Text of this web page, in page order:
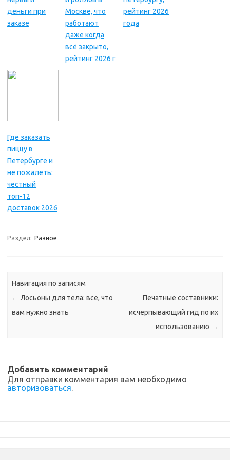
деньги при
заказе
Москве, что
работают
даже когда
всё закрыто,
рейтинг 2026 г
рейтинг 2026
года
Где заказать
пиццу в
Петербурге и
не пожалеть:
честный
топ-12
доставок 2026
Раздел: Разное
Навигация по записям
← Лосьоны для тела: все, что
вам нужно знать
Печатные составники:
исчерпывающий гид по их
использованию →
Добавить комментарий
Для отправки комментария вам необходимо
авторизоваться.